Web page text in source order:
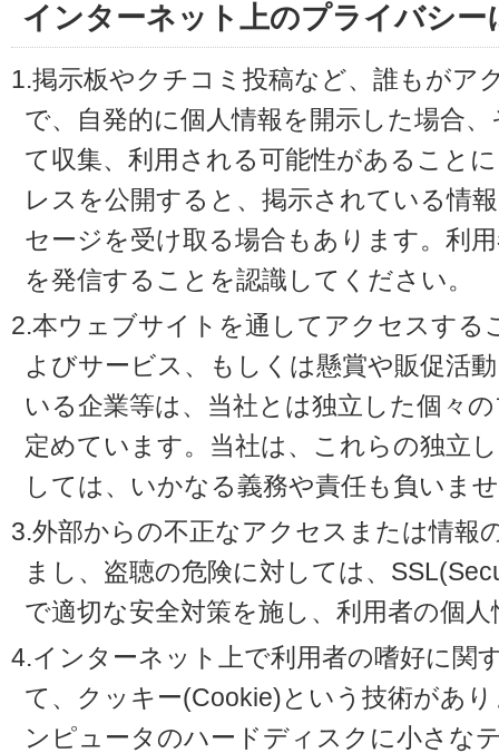
インターネット上のプライバシー
1.掲示板やクチコミ投稿など、誰もがア
で、自発的に個人情報を開示した場合
て収集、利用される可能性があること
レスを公開すると、掲示されている情
セージを受け取る場合もあります。利
を発信することを認識してください。
2.本ウェブサイトを通してアクセスする
よびサービス、もしくは懸賞や販促活
いる企業等は、当社とは独立した個々
定めています。当社は、これらの独立
しては、いかなる義務や責任も負いま
3.外部からの不正なアクセスまたは情報
まし、盗聴の危険に対しては、
で適切な安全対策を施し、利用者の個
4.インターネット上で利用者の嗜好に関
て、クッキー(Cookie)という技術があ
ンピュータのハードディスクに小さな